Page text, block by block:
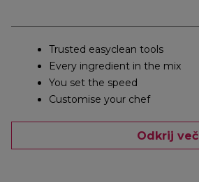
Trusted easyclean tools
Every ingredient in the mix
You set the speed
Customise your chef
Odkrij več